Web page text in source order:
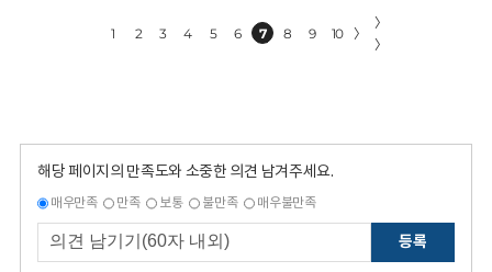
1 2 3 4 5 6 7 8 9 10 〉
〉
〉
해당 페이지의 만족도와 소중한 의견 남겨주세요.
매우만족 만족 보통 불만족 매우불만족
등록